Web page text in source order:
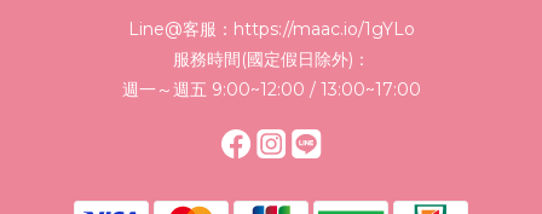
Line@客服： https://maac.io/1gYLo
服務時間(國定假日除外)：
週一～週五 9:00~12:00 / 13:00~17:00